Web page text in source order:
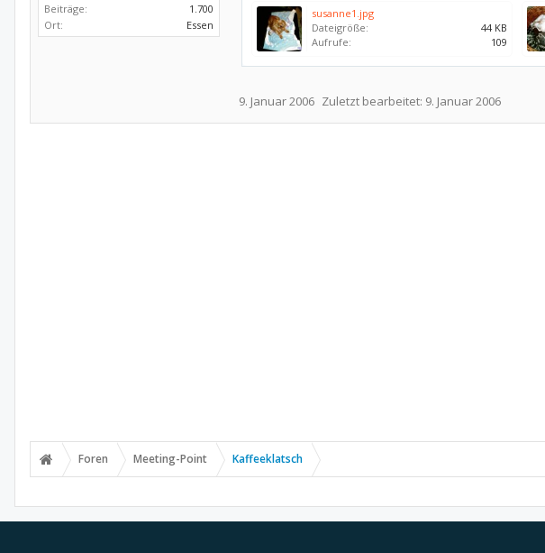
Beiträge:
1.700
Ort:
Essen
susanne1.jpg
Dateigröße:
44 KB
Aufrufe:
109
9. Januar 2006 Zuletzt bearbeitet: 9. Januar 2006
Foren Meeting-Point Kaffeeklatsch